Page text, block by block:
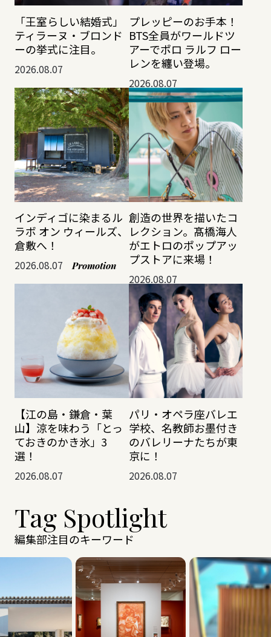
「王室らしい結婚式」
ティラーヌ・ブロンド
ーの挙式に注目。
2026.08.07
プレッピーのお手本！
BTS全員がワールドツ
アーでポロ ラルフ ロー
レンを纏い登場。
2026.08.07
インディゴに染まるル
ラボ オン ウィールズ、
倉敷へ！
2026.08.07 Promotion
創造の世界を描いたコ
レクション。髙橋海人
がエトロのポップアッ
プストアに来場！
2026.08.07
【江の島・鎌倉・葉
山】涼を味わう「とっ
ておきのかき氷」3
選！
2026.08.07
パリ・オペラ座バレエ
学校、名教師お墨付き
のバレリーナたちが東
京に！
2026.08.07
Tag Spotlight
編集部注目のキーワード